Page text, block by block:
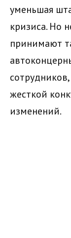
уменьшая
кризиса. Но
принимают
жесткой
изменений.